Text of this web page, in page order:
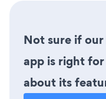
Not sure if
app is right
about its